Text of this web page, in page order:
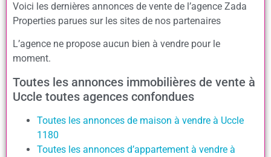
Voici les dernières annonces de vente de l’agence Zada
Properties parues sur les sites de nos partenaires
L’agence ne propose aucun bien à vendre pour le
moment.
Toutes les annonces immobilières de vente à
Uccle toutes agences confondues
Toutes les annonces de maison à vendre à Uccle
1180
Toutes les annonces d’appartement à vendre à